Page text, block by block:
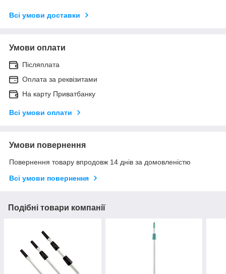
Всі умови доставки
Умови оплати
Післяплата
Оплата за реквізитами
На карту Приватбанку
Всі умови оплати
Умови повернення
Повернення товару впродовж 14 днів за домовленістю
Всі умови повернення
Подібні товари компанії